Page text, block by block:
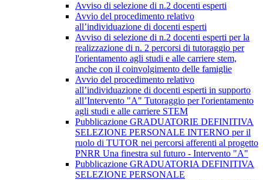
Avviso di selezione di n.2 docenti esperti
Avvio del procedimento relativo
all’individuazione di docenti esperti
Avviso di selezione di n.2 docenti esperti per la
realizzazione di n. 2 percorsi di tutoraggio per
l'orientamento agli studi e alle carriere stem,
anche con il coinvolgimento delle famiglie
Avvio del procedimento relativo
all’individuazione di docenti esperti in supporto
all’Intervento "A" Tutoraggio per l'orientamento
agli studi e alle carriere STEM
Pubblicazione GRADUATORIE DEFINITIVA
SELEZIONE PERSONALE INTERNO per il
ruolo di TUTOR nei percorsi afferenti al progetto
PNRR Una finestra sul futuro - Intervento "A"
Pubblicazione GRADUATORIA DEFINITIVA
SELEZIONE PERSONALE